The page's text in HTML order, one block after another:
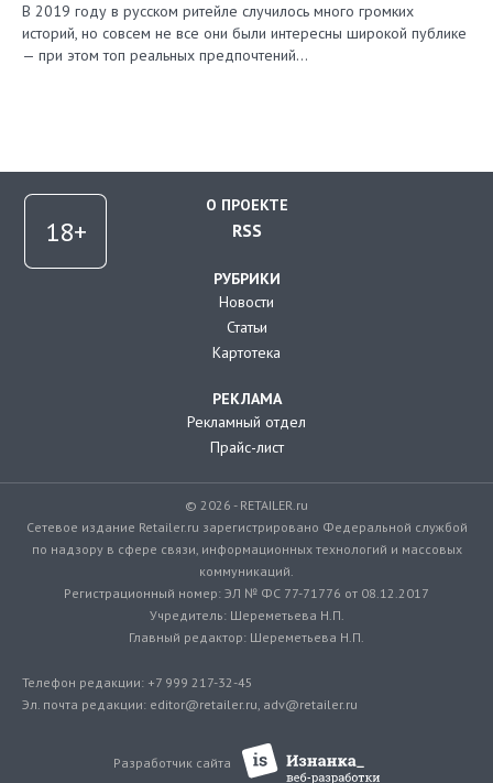
В 2019 году в русском ритейле случилось много громких
историй, но совсем не все они были интересны широкой публике
— при этом топ реальных предпочтений…
О ПРОЕКТЕ
RSS
РУБРИКИ
Новости
Статьи
Картотека
РЕКЛАМА
Рекламный отдел
Прайс-лист
© 2026 - RETAILER.ru
Сетевое издание Retailer.ru зарегистрировано Федеральной службой
по надзору в сфере связи, информационных технологий и массовых
коммуникаций.
Регистрационный номер: ЭЛ № ФС 77-71776 от 08.12.2017
Учредитель: Шереметьева Н.П.
Главный редактор: Шереметьева Н.П.
Телефон редакции: +7 999 217-32-45
Эл. почта редакции: editor@retailer.ru, adv@retailer.ru
Разработчик сайта